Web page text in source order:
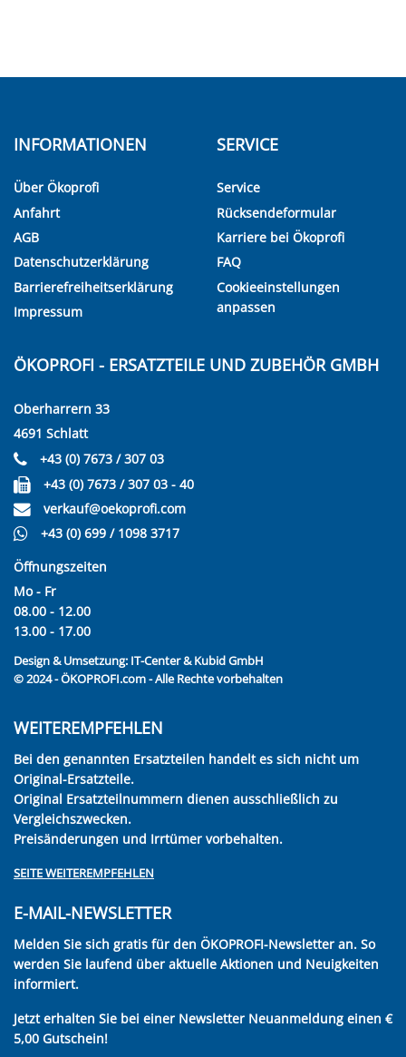
INFORMATIONEN
Über Ökoprofi
Anfahrt
AGB
Datenschutzerklärung
Barrierefreiheitserklärung
Impressum
SERVICE
Service
Rücksendeformular
Karriere bei Ökoprofi
FAQ
Cookieeinstellungen
anpassen
ÖKOPROFI - ERSATZTEILE UND ZUBEHÖR GMBH
Oberharrern 33
4691 Schlatt
+43 (0) 7673 / 307 03
+43 (0) 7673 / 307 03 - 40
verkauf@oekoprofi.com
+43 (0) 699 / 1098 3717
Öffnungszeiten
Mo - Fr
08.00 - 12.00
13.00 - 17.00
Design & Umsetzung: IT-Center & Kubid GmbH
© 2024 - ÖKOPROFI.com - Alle Rechte vorbehalten
WEITEREMPFEHLEN
Bei den genannten Ersatzteilen handelt es sich nicht um
Original-Ersatzteile.
Original Ersatzteilnummern dienen ausschließlich zu
Vergleichszwecken.
Preisänderungen und Irrtümer vorbehalten.
SEITE WEITEREMPFEHLEN
E-MAIL-NEWSLETTER
Melden Sie sich gratis für den ÖKOPROFI-Newsletter an. So
werden Sie laufend über aktuelle Aktionen und Neuigkeiten
informiert.
Jetzt erhalten Sie bei einer Newsletter Neuanmeldung einen €
5,00 Gutschein!